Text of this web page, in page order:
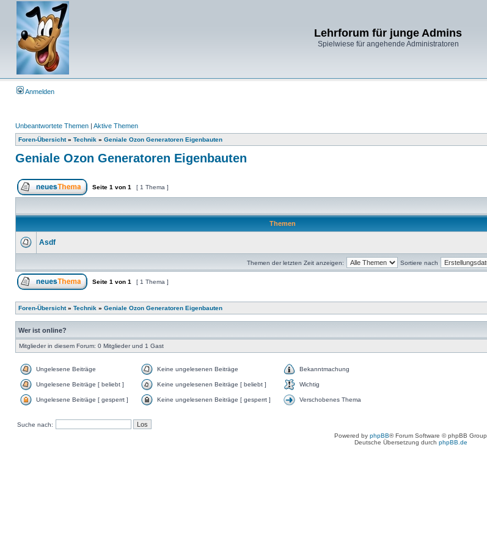
Lehrforum für junge Admins
Spielwiese für angehende Administratoren
Anmelden
Unbeantwortete Themen | Aktive Themen
Foren-Übersicht» Technik » Geniale Ozon Generatoren Eigenbauten
Geniale Ozon Generatoren Eigenbauten
Seite 1 von 1 [ 1 Thema ]
Themen
Asdf
Themen der letzten Zeit anzeigen: Sortiere nach
Seite 1 von 1 [ 1 Thema ]
Foren-Übersicht» Technik » Geniale Ozon Generatoren Eigenbauten
Wer ist online?
Mitglieder in diesem Forum: 0 Mitglieder und 1 Gast
Ungelesene Beiträge Keine ungelesenen Beiträge Bekanntmachung
Ungelesene Beiträge [ beliebt ] Keine ungelesenen Beiträge [ beliebt ] Wichtig
Ungelesene Beiträge [ gesperrt ] Keine ungelesenen Beiträge [ gesperrt ] Verschobenes Thema
Suche nach:
Powered by phpBB® Forum Software © phpBB Group
Deutsche Übersetzung durch phpBB.de